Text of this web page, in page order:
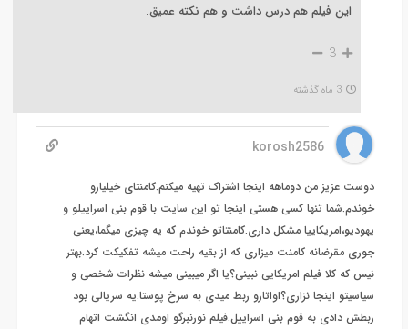
این فیلم هم درس داشت و هم نکته عمیق.
3
3 ماه گذشته
korosh2586
دوست عزیز من دوماهه اینجا اشتراک تهیه میکنم.کامنتای خیلیارو
خوندم.شما تنها کسی هستی اینجا تو این سایت با قوم بنی اسراییلو و
یهودیو،امریکاییا مشکل داری.کامنتاتو خوندم که یه چیزی میگما،یعنی
جوری مقرضانه کامنت میزاری که از بقیه راحت میشه تفکیکت کرد.بهتر
نیس که کلا فیلم امریکایی نبینی؟یا اگر میبینی میشه نظرات شخصی و
سیاسیتو اینجا نزاری؟اواتارو ربط میدی به سرخ پوستا.یه سریالی بود
ربطش دادی به قوم بنی اسراییل.فیلم نورنبرگو اومدی انگشت اتهام